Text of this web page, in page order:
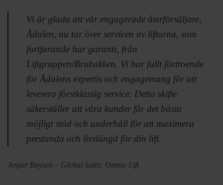
Vi är glada att vår engagerade återförsäljare,
Ådalen, nu tar över servicen av liftarna, som
fortfarande har garanti, från
Liftgruppen/Brubakken. Vi har fullt förtroende
för Ådalens expertis och engagemang för att
leverera förstklassig service. Detta skifte
säkerställer att våra kunder får det bästa
möjligt stöd och underhåll för att maximera
prestanda och livslängd för din lift.
Jesper Boysen – Global Sales, Omme Lift